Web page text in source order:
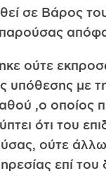
σε Βάρος
ούτε
υπόθεσης με
,ο οποίος
ότι του
ούτε
επί του